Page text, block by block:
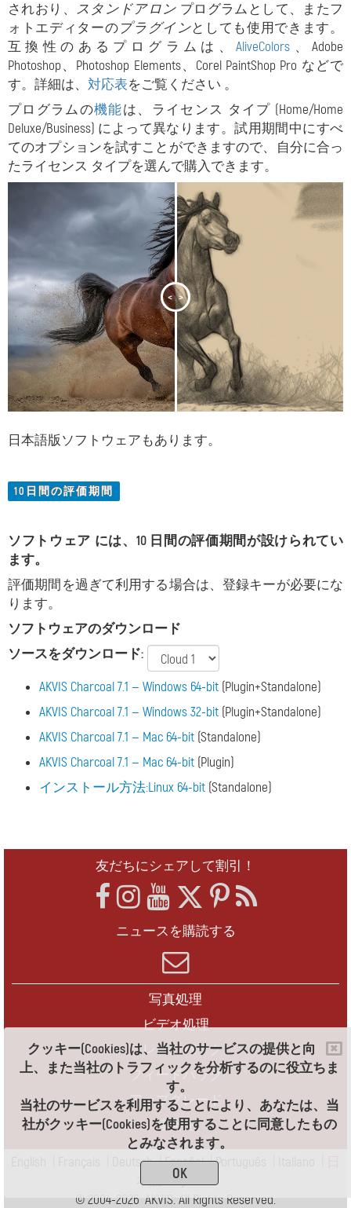
クッキー(Cookies)は、当社のサービスの提供と向
上、また当社のトラフィックを分析するのに役立ちま
す。
当社のサービスを利用することにより、あなたは、当
社がクッキー(Cookies)を使用することに同意したもの
とみなされます。
OK
されおり、 スタンドアロン プログラムとして、またフ
ォトエディターのプラグインとしても使用できます。
互換性のあるプログラムは、AliveColors 、Adobe
Photoshop、Photoshop Elements、Corel PaintShop Pro などで
す。詳細は、 対応表をご覧ください 。
プログラムの機能は、ライセンス タイプ (Home/Home
Deluxe/Business) によって異なります。試用期間中にすべ
てのオプションを試すことができますので、自分に合っ
たライセンス タイプを選んで購入できます。
< >
日本語版ソフトウェアもあります。
10日間の評価期間
ソフトウェア には、10 日間の評価期間が設けられてい
ます。
評価期間を過ぎて利用する場合は、登録キーが必要にな
ります。
ソフトウェアのダウンロード
ソースをダウンロード:
AKVIS Charcoal 7.1 — Windows 64-bit (Plugin+Standalone)
AKVIS Charcoal 7.1 — Windows 32-bit (Plugin+Standalone)
AKVIS Charcoal 7.1 — Mac 64-bit (Standalone)
AKVIS Charcoal 7.1 — Mac 64-bit (Plugin)
インストール方法:Linux 64-bit (Standalone)
友だちにシェアして割引！
ニュースを購読する
写真処理
ビデオ処理
フレームパック
フィードバック
アップグレード
連絡先
Deutsch|Español|Português
本語|Pусский
© 2004-2026 AKVIS. All Rights Reserved.